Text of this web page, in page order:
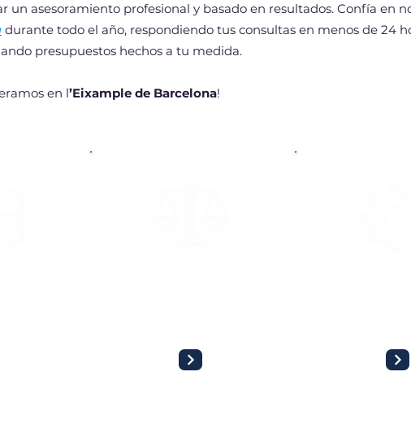
asesoramiento profesional y basado en resultados. Confía en
durante todo el año, respondiendo tus consultas en menos de 24
presupuestos hechos a tu medida.
en l’Eixample de Barcelona!